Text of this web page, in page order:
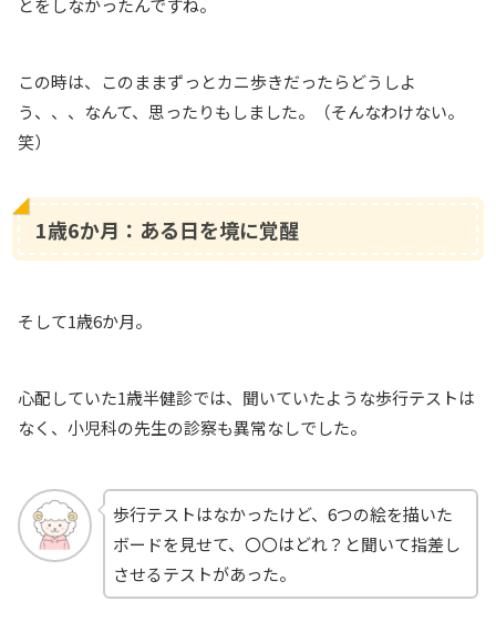
とをしなかったんですね。
この時は、このままずっとカニ歩きだったらどうしよ
う、、、なんて、思ったりもしました。（そんなわけない。
笑）
1歳6か月：ある日を境に覚醒
そして1歳6か月。
心配していた1歳半健診では、聞いていたような歩行テストは
なく、小児科の先生の診察も異常なしでした。
歩行テストはなかったけど、6つの絵を描いた
ボードを見せて、〇〇はどれ？と聞いて指差し
させるテストがあった。